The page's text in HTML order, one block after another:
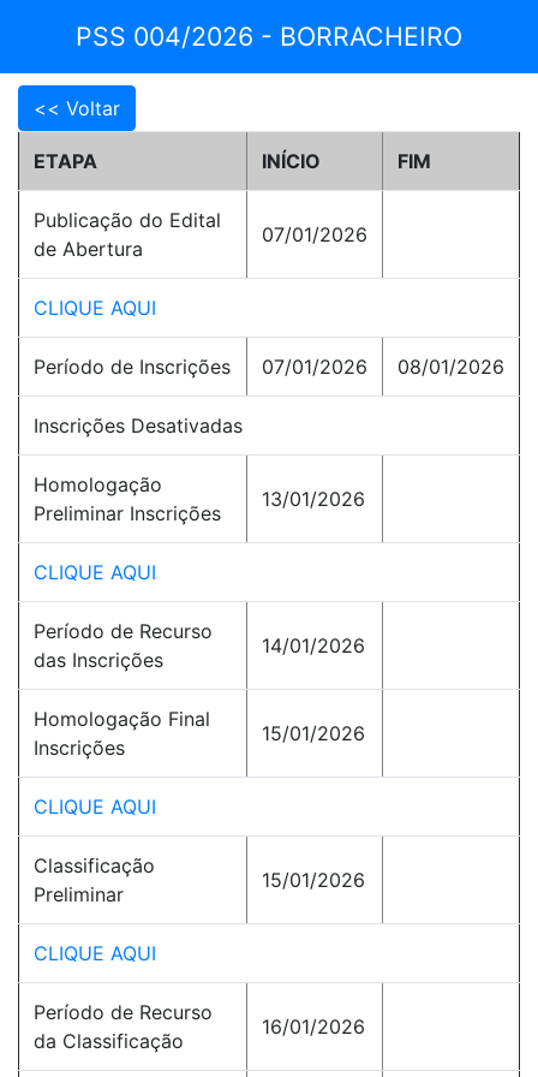
PSS 004/2026 - BORRACHEIRO
ETAPA INÍCIO FIM
Publicação do Edital
de Abertura
07/01/2026
CLIQUE AQUI
Período de Inscrições 07/01/2026 08/01/2026
Inscrições Desativadas
Homologação
Preliminar Inscrições
13/01/2026
CLIQUE AQUI
Período de Recurso
das Inscrições
14/01/2026
Homologação Final
Inscrições
15/01/2026
CLIQUE AQUI
Classificação
Preliminar
15/01/2026
CLIQUE AQUI
Período de Recurso
da Classificação
16/01/2026